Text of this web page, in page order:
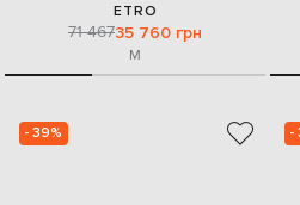
ETRO
71 46735 760 грн
M
- 39% -